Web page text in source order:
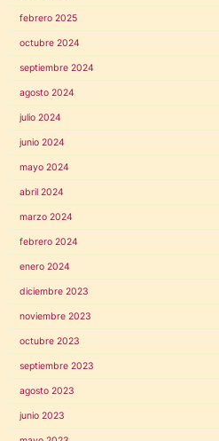
febrero 2025
octubre 2024
septiembre 2024
agosto 2024
julio 2024
junio 2024
mayo 2024
abril 2024
marzo 2024
febrero 2024
enero 2024
diciembre 2023
noviembre 2023
octubre 2023
septiembre 2023
agosto 2023
junio 2023